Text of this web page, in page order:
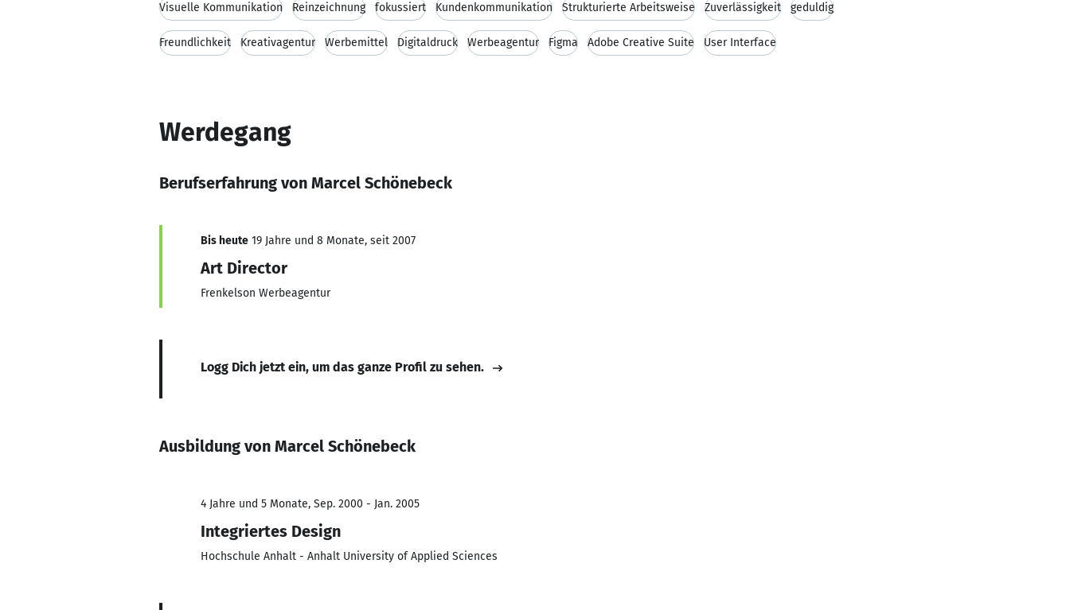
Visuelle Kommunikation Reinzeichnung fokussiert Kundenkommunikation Strukturierte Arbeitsweise Zuverlässigkeit geduldig
Freundlichkeit Kreativagentur Werbemittel Digitaldruck Werbeagentur Figma Adobe Creative Suite User Interface
Werdegang
Berufserfahrung von Marcel Schönebeck
Bis heute 19 Jahre und 8 Monate, seit 2007
Art Director
Frenkelson Werbeagentur
Logg Dich jetzt ein, um das ganze Profil zu sehen.
Ausbildung von Marcel Schönebeck
4 Jahre und 5 Monate, Sep. 2000 - Jan. 2005
Integriertes Design
Hochschule Anhalt - Anhalt University of Applied Sciences